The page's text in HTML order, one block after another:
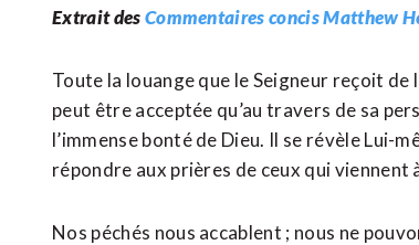
Extrait desCommentaires concis Matthew
Toute la louange que le Seigneur reçoit
peut être acceptée qu’au travers de sa
l’immense bonté de Dieu. Il se révèle Lui-
répondre aux prières de ceux qui viennent
Nos péchés nous accablent ; nous ne